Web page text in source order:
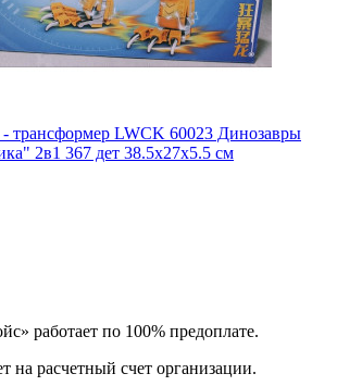
трансформер LWCK 60023 Динозавры
2в1 367 дет 38.5x27x5.5 см
работает по 100% предоплате.
на расчетный счет организации.